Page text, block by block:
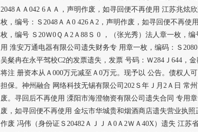
2048ＡＡ042 6ＡＡ，声明作废，如寻回便不再使用 江苏兆炫
枚，编号：Ｓ2048ＡＡ0 426Ａ2，声明作废，如寻回便不再
枚，编号 Ｓ20Ｗ0ＱＡ2Ａ88Ｓ 0 ，（张光秀）法人章一枚，
用 淮安万通电器有限公司遗失财务专 用章一枚，编码：Ｓ
吴粲冉在永平驾校C2的发票遗失，发票 号码：Ｗ284Ｊ644，
将注 册资本从Ａ000万元减至Ａ0万元。现予以 公告。债权人
担保。神州融合 网络科技无锡有限公司202Ｓ年Ｊ月2Ａ日 常
废。寻回后不再使用 溧阳市海澄物资有限公司遗失合同 专用
废，如寻回便不再使用 金坛市华城贵和烟酒商店遗失营业执照
作废 冯伟（身份证Ｓ20482ＡＪＪＡ0Ａ2ＷＡ40X）遗失 江